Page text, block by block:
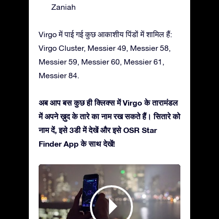
Zaniah
Virgo में पाई गई कुछ आकाशीय पिंडों में शामिल हैं:
Virgo Cluster, Messier 49, Messier 58,
Messier 59, Messier 60, Messier 61,
Messier 84.
अब आप बस कुछ ही क्लिक्स में Virgo के तारामंडल
में अपने ख़ुद के तारे का नाम रख सकते हैं। सितारे को
नाम दें, इसे 3डी में देखें और इसे OSR Star
Finder App के साथ देखें!